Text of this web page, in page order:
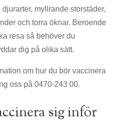
myllrande storstäder,
och torra öknar. Beroende
resa så behöver du
dig på olika sätt.
om hur du bör vaccinera
oss på 0470-243 00.
sig inför